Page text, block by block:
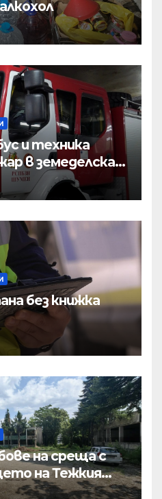
и техника
в земеделска
без книжка
на среща с
на Тежкия